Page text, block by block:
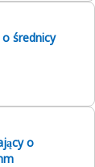
o średnicy
o